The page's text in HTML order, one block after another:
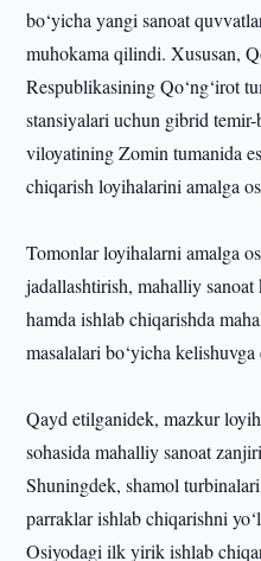
bo‘yicha yangi sanoat
muhokama qilindi. Xususan,
Respublikasining Qo‘ng‘irot
stansiyalari uchun gibrid
viloyatining Zomin tumanida
chiqarish loyihalarini amalga
Tomonlar loyihalarni amalga
jadallashtirish, mahalliy
hamda ishlab chiqarishda
masalalari bo‘yicha kelishuvga
Qayd etilganidek, mazkur
sohasida mahalliy sanoat
Shuningdek, shamol
parraklar ishlab chiqarishni
Osiyodagi ilk yirik ishlab